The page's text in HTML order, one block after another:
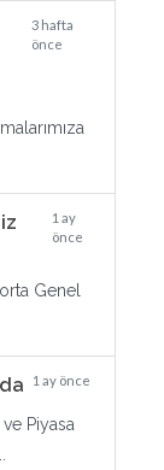
3 hafta
önce
1 ay
önce
Genel
1 ay önce
Piyasa